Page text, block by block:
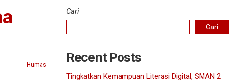
Humas
Cari
Cari
Recent Posts
Tingkatkan Kemampuan Literasi Digital, SMAN 2